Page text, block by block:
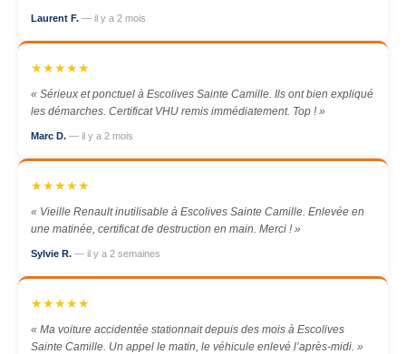
Laurent F. — il y a 2 mois
★★★★★
« Sérieux et ponctuel à Escolives Sainte Camille. Ils ont bien expliqué
les démarches. Certificat VHU remis immédiatement. Top ! »
Marc D. — il y a 2 mois
★★★★★
« Vieille Renault inutilisable à Escolives Sainte Camille. Enlevée en
une matinée, certificat de destruction en main. Merci ! »
Sylvie R. — il y a 2 semaines
★★★★★
« Ma voiture accidentée stationnait depuis des mois à Escolives
Sainte Camille. Un appel le matin, le véhicule enlevé l’après-midi. »